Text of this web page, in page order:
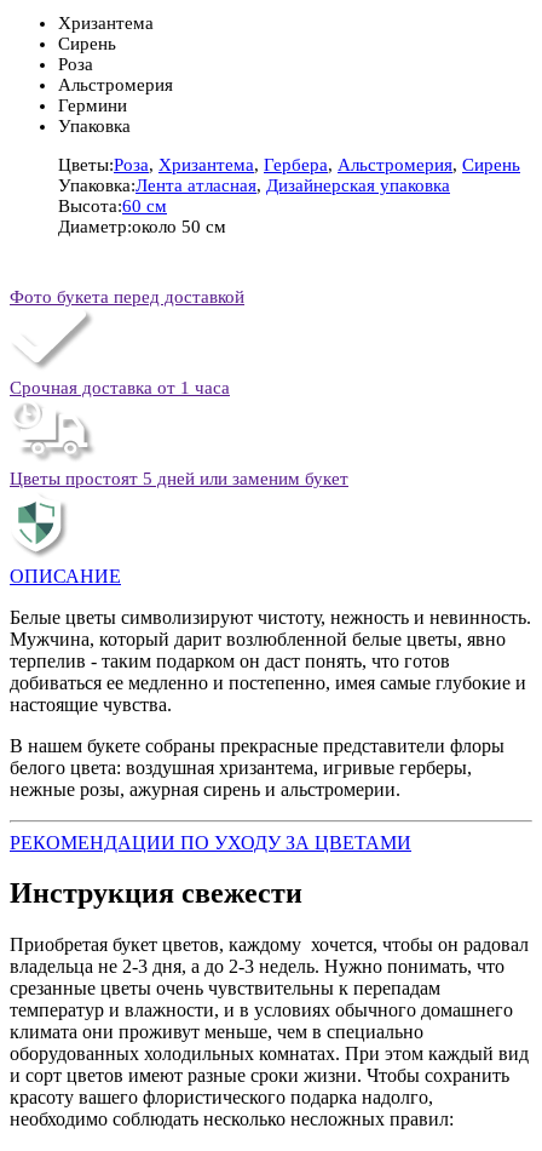
Хризантема
Сирень
Роза
Альстромерия
Гермини
Упаковка
Цветы:Роза, Хризантема, Гербера, Альстромерия, Сирень
Упаковка:Лента атласная, Дизайнерская упаковка
Высота:60 см
Диаметр:около 50 см
Фото букета перед доставкой
Срочная доставка от 1 часа
Цветы простоят 5 дней или заменим букет
ОПИСАНИЕ
Белые цветы символизируют чистоту, нежность и невинность.
Мужчина, который дарит возлюбленной белые цветы, явно
терпелив - таким подарком он даст понять, что готов
добиваться ее медленно и постепенно, имея самые глубокие и
настоящие чувства.
В нашем букете собраны прекрасные представители флоры
белого цвета: воздушная хризантема, игривые герберы,
нежные розы, ажурная сирень и альстромерии.
РЕКОМЕНДАЦИИ ПО УХОДУ ЗА ЦВЕТАМИ
Инструкция свежести
Приобретая букет цветов, каждому хочется, чтобы он радовал
владельца не 2-3 дня, а до 2-3 недель. Нужно понимать, что
срезанные цветы очень чувствительны к перепадам
температур и влажности, и в условиях обычного домашнего
климата они проживут меньше, чем в специально
оборудованных холодильных комнатах. При этом каждый вид
и сорт цветов имеют разные сроки жизни. Чтобы сохранить
красоту вашего флористического подарка надолго,
необходимо соблюдать несколько несложных правил: